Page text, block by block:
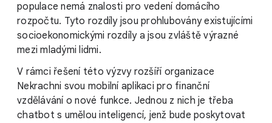
populace nemá znalosti pro vedení domácího
rozpočtu. Tyto rozdíly jsou prohlubovány existujícími
socioekonomickými rozdíly a jsou zvláště výrazné
mezi mladými lidmi.
V rámci řešení této výzvy rozšíří organizace
Nekrachni svou mobilní aplikaci pro finanční
vzdělávání o nové funkce. Jednou z nich je třeba
chatbot s umělou inteligencí, jenž bude poskytovat